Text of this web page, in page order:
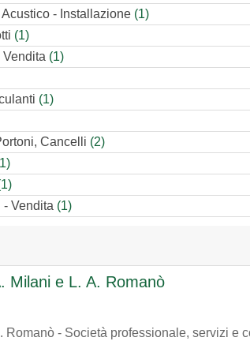
- Installazione (1)
(1)
Vendita (1)
(1)
Cancelli (2)
Vendita (1)
Milani e L. A. Romanò
Romanò - Società professionale, servizi e